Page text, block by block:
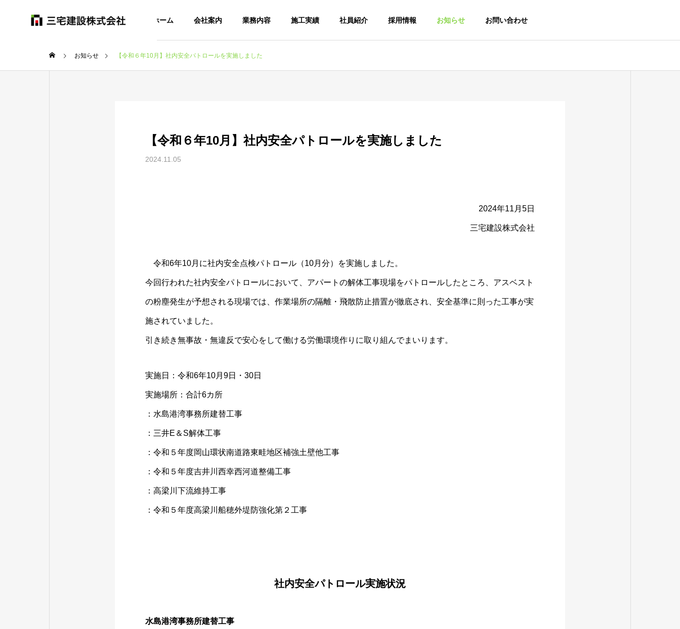
ホーム 会社案内 業務内容 施工実績 社員紹介 採用情報 お知らせ お問い合わせ
お知らせ 【令和６年10月】社内安全パトロールを実施しました
【令和６年10月】社内安全パトロールを実施しました
2024.11.05
2024年11月5日
三宅建設株式会社
令和6年10月に社内安全点検パトロール（10月分）を実施しました。
今回行われた社内安全パトロールにおいて、アパートの解体工事現場をパトロールしたところ、アスベスト
の粉塵発生が予想される現場では、作業場所の隔離・飛散防止措置が徹底され、安全基準に則った工事が実
施されていました。
引き続き無事故・無違反で安心をして働ける労働環境作りに取り組んでまいります。
実施日：令和6年10月9日・30日
実施場所：合計6カ所
：水島港湾事務所建替工事
：三井E＆S解体工事
：令和５年度岡山環状南道路東畦地区補強土壁他工事
：令和５年度吉井川西幸西河道整備工事
：高梁川下流維持工事
：令和５年度高梁川船穂外堤防強化第２工事
社内安全パトロール実施状況
水島港湾事務所建替工事